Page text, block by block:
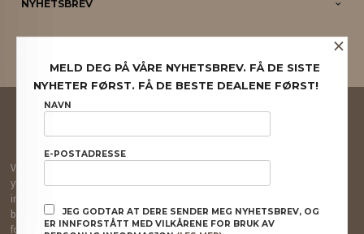
NYHETSBREV
PARTNERE
FRAKT
Vår nettbutikk bruker cookies slik at du får en bedre kjøpsopplevelse og vi kan
yte deg bedre service. Vi bruker cookies hovedsaklig til å lagre
innloggingsdetaljer og huske hva du har puttet i handlekurven din. Fortsett å
bruke siden som normalt om du godtar dette.Les merellerendre innstillinger
for cookies.
×
MELD DEG PÅ VÅRE NYHETSBREV. FÅ DE SISTE
NYHETER FØRST. FÅ DE BESTE DEALENE FØRST!
NAVN
E-POSTADRESSE
JEG GODTAR AT DERE SENDER MEG NYHETSBREV, OG
ER INNFORSTÅTT MED VILKÅRENE FOR BRUK AV